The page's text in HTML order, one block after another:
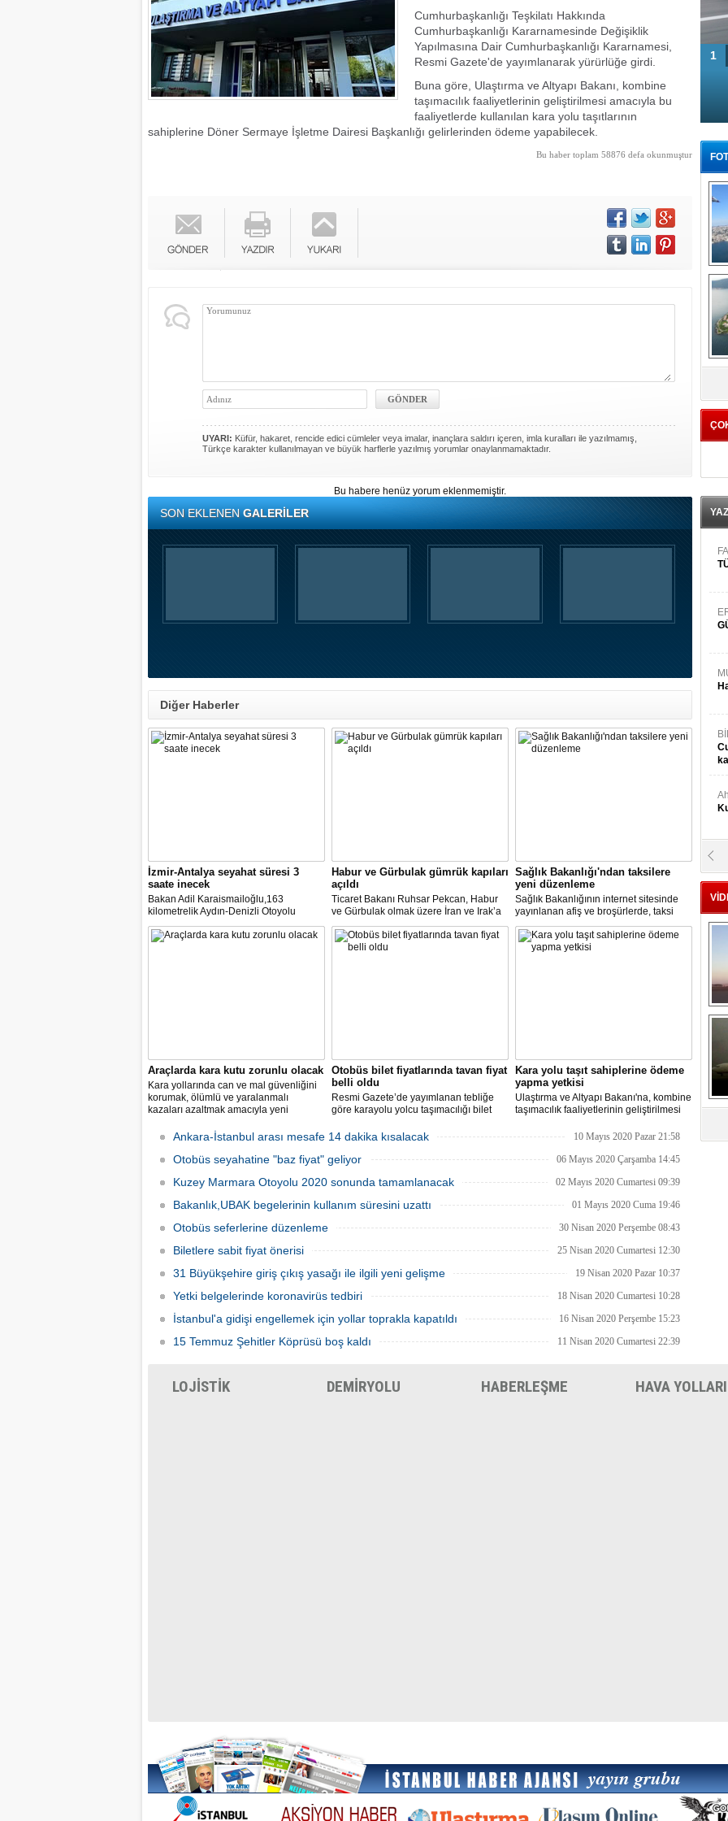
Cumhurbaşkanlığı Teşkilatı Hakkında
Cumhurbaşkanlığı Kararnamesinde Değişiklik
Yapılmasına Dair Cumhurbaşkanlığı Kararnamesi,
Resmi Gazete'de yayımlanarak yürürlüğe girdi.
Buna göre, Ulaştırma ve Altyapı Bakanı, kombine
taşımacılık faaliyetlerinin geliştirilmesi amacıyla bu
faaliyetlerde kullanılan kara yolu taşıtlarının
sahiplerine Döner Sermaye İşletme Dairesi Başkanlığı gelirlerinden ödeme yapabilecek.
Bu haber toplam 58876 defa okunmuştur
UYARI: Küfür, hakaret, rencide edici cümleler veya imalar, inançlara saldırı içeren, imla kuralları ile yazılmamış,
Türkçe karakter kullanılmayan ve büyük harflerle yazılmış yorumlar onaylanmamaktadır.
Bu habere henüz yorum eklenmemiştir.
SON EKLENENGALERİLER
Diğer Haberler
İzmir-Antalya seyahat süresi 3
saate inecek
Bakan Adil Karaismailoğlu,163
kilometrelik Aydın-Denizli Otoyolu
ayağının ihalesine 11 Haziran'da
çıkılacağını belirterek, "İzmir ile Antalya
Habur ve Gürbulak gümrük kapıları
açıldı
Ticaret Bakanı Ruhsar Pekcan, Habur
ve Gürbulak olmak üzere İran ve Irak’a
açılan gümrük kapılarının uluslararası
yük taşımacılığına yeniden açıldığını
duyurdu.
Sağlık Bakanlığı'ndan taksilere
yeni düzenleme
Sağlık Bakanlığının internet sitesinde
yayınlanan afiş ve broşürlerde, taksi
duraklarında uygulanması gereken
hijyen önlemleri ile şoför ve müşterilere
yönelik uyarılar yer aldı.
Araçlarda kara kutu zorunlu olacak
Kara yollarında can ve mal güvenliğini
korumak, ölümlü ve yaralanmalı
kazaları azaltmak amacıyla yeni
güvenlik sistemlerine ilişkin esaslar
Otobüs bilet fiyatlarında tavan fiyat
belli oldu
Resmi Gazete’de yayımlanan tebliğe
göre karayolu yolcu taşımacılığı bilet
kilometre mesafede taban yolcu
kilometre ve üzeri mesafede alınacak
Kara yolu taşıt sahiplerine ödeme
yapma yetkisi
Ulaştırma ve Altyapı Bakanı'na, kombine
taşımacılık faaliyetlerinin geliştirilmesi
kara yolu taşıtlarının sahiplerine döner
yetkisi verildi.
Ankara-İstanbul arası mesafe 14 dakika kısalacak 10 Mayıs 2020 Pazar 21:58
Otobüs seyahatine "baz fiyat" geliyor 06 Mayıs 2020 Çarşamba 14:45
Kuzey Marmara Otoyolu 2020 sonunda tamamlanacak 02 Mayıs 2020 Cumartesi 09:39
Bakanlık,UBAK begelerinin kullanım süresini uzattı 01 Mayıs 2020 Cuma 19:46
Otobüs seferlerine düzenleme 30 Nisan 2020 Perşembe 08:43
Biletlere sabit fiyat önerisi 25 Nisan 2020 Cumartesi 12:30
31 Büyükşehire giriş çıkış yasağı ile ilgili yeni gelişme 19 Nisan 2020 Pazar 10:37
Yetki belgelerinde koronavirüs tedbiri 18 Nisan 2020 Cumartesi 10:28
İstanbul'a gidişi engellemek için yollar toprakla kapatıldı 16 Nisan 2020 Perşembe 15:23
15 Temmuz Şehitler Köprüsü boş kaldı 11 Nisan 2020 Cumartesi 22:39
1
LOJİSTİK DEMİRYOLU HABERLEŞME HAVA YOLLARI